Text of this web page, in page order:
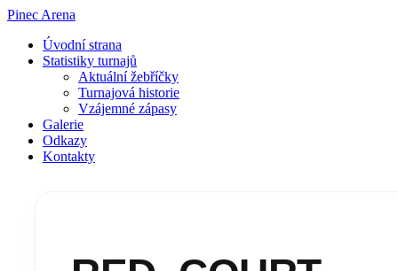
Pinec Arena
Úvodní strana
Statistiky turnajů
Aktuální žebříčky
Turnajová historie
Vzájemné zápasy
Galerie
Odkazy
Kontakty